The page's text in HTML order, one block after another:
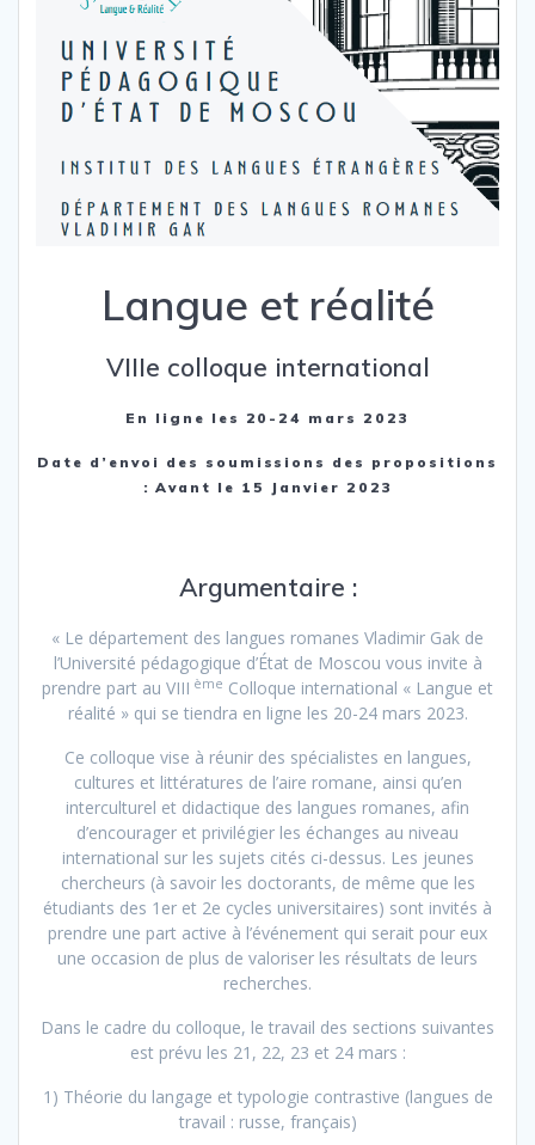
Langue et réalité
VIIIe colloque international
En ligne les 20-24 mars 2023
Date d’envoi des soumissions des propositions
: Avant le 15 Janvier 2023
Argumentaire :
« Le département des langues romanes Vladimir Gak de
l’Université pédagogique d’État de Moscou vous invite à
prendre part au VIII ème Colloque international « Langue et
réalité » qui se tiendra en ligne les 20-24 mars 2023.
Ce colloque vise à réunir des spécialistes en langues,
cultures et littératures de l’aire romane, ainsi qu’en
interculturel et didactique des langues romanes, afin
d’encourager et privilégier les échanges au niveau
international sur les sujets cités ci-dessus. Les jeunes
chercheurs (à savoir les doctorants, de même que les
étudiants des 1er et 2e cycles universitaires) sont invités à
prendre une part active à l’événement qui serait pour eux
une occasion de plus de valoriser les résultats de leurs
recherches.
Dans le cadre du colloque, le travail des sections suivantes
est prévu les 21, 22, 23 et 24 mars :
1) Théorie du langage et typologie contrastive (langues de
travail : russe, français)